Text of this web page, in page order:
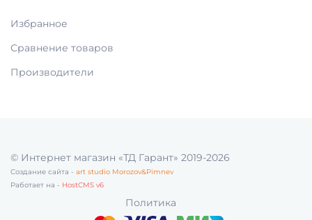
ИМПЛАНТОЛОГИЯ
Избранное
Сравнение товаров
Производители
© Интернет магазин «ТД Гарант» 2019-2026
Создание сайта - art studio Morozov&Pimnev
Работает на - HostCMS v6
Политика